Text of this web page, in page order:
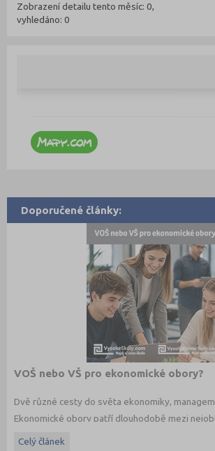
Zobrazení detailu tento měsíc: 0,
vyhledáno: 0
Doporučené články:
VOŠ nebo VŠ pro ekonomické obory?
Dvě různé cesty do světa ekonomiky,
Ekonomické obory patří dlouhodobě mezi
studovat, ale také jakým způsobem. Vedle
Celý článek